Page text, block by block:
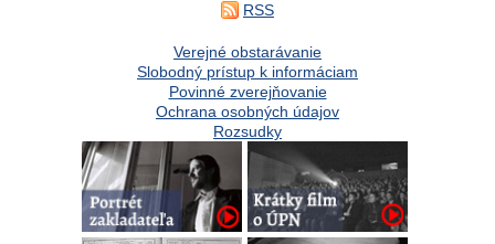
RSS
Verejné obstarávanie
Slobodný prístup k informáciam
Povinné zverejňovanie
Ochrana osobných údajov
Rozsudky